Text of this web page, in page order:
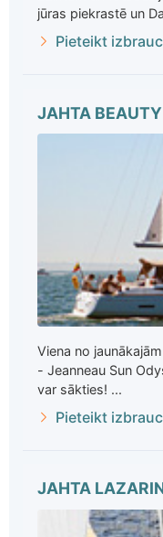
jūras piekrastē un
Pieteikt
JAHTA BEAUTY
Viena no
- Jeanneau Sun
var sākties! ...
Pieteikt
JAHTA